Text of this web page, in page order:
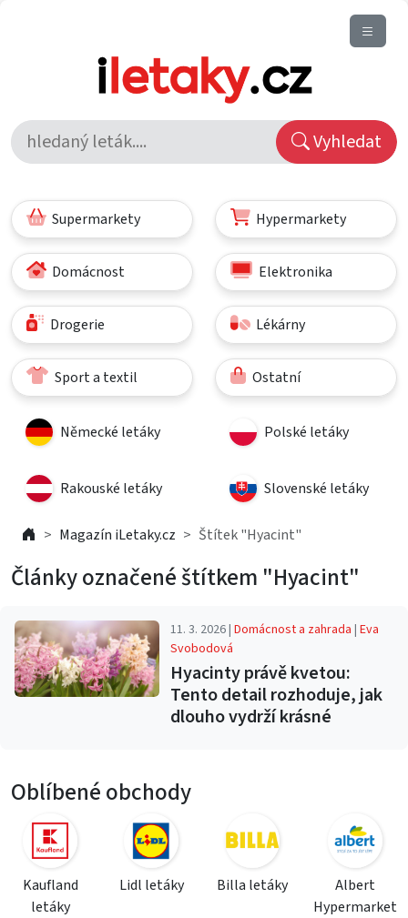
Vyhledat
Supermarkety Hypermarkety
Domácnost Elektronika
Drogerie Lékárny
Sport a textil Ostatní
Německé letáky Polské letáky
Rakouské letáky Slovenské letáky
Magazín iLetaky.cz Štítek "Hyacint"
Články označené štítkem "Hyacint"
11. 3. 2026 |Domácnost a zahrada |Eva
Svobodová
Hyacinty právě kvetou:
Tento detail rozhoduje, jak
dlouho vydrží krásné
Oblíbené obchody
Kaufland
letáky
Lidl letáky Billa letáky
Albert
Hypermarket